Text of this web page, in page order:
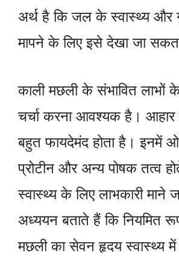
अर्थ है कि जल के स्वास्थ्य और
मापने के लिए इसे देखा जा
काली मछली के संभावित लाभों
चर्चा करना आवश्यक है।
बहुत फायदेमंद होता है। इनमें
प्रोटीन और अन्य पोषक तत्व
स्वास्थ्य के लिए लाभकारी माने
अध्ययन बताते हैं कि नियमित
मछली का सेवन हृदय स्वास्थ्य